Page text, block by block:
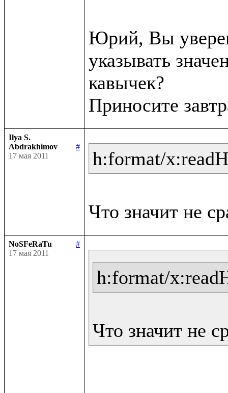
Юрий, Вы
указывать
кавычек?
Ilya S.
Abdrakhimov
#
17 мая 2011
h:format/
NoSFeRaTu
#
17 мая 2011
h:format/
Что значит не